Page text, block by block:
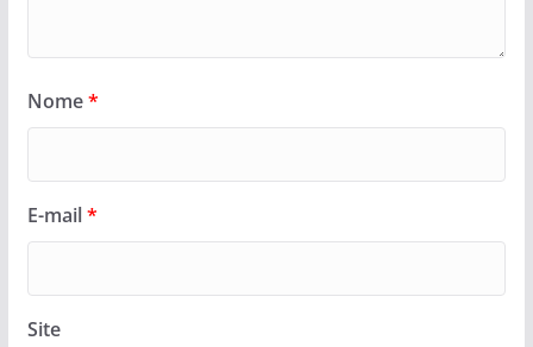
Nome*
E-mail*
Site